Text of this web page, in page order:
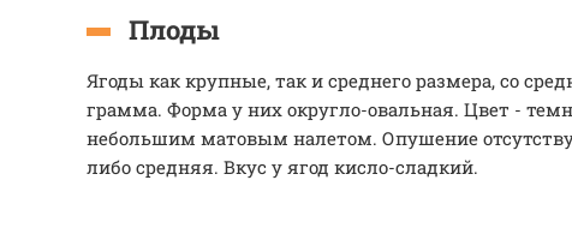
Плоды
Ягоды как крупные, так и среднего размера, со
грамма. Форма у них округло-овальная. Цвет -
небольшим матовым налетом. Опушение
либо средняя. Вкус у ягод кисло-сладкий.